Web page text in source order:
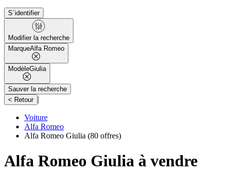
S´identifier
Modifier la recherche
MarqueAlfa Romeo
ModèleGiulia
Sauver la recherche
< Retour |
Voiture
Alfa Romeo
Alfa Romeo Giulia (80 offres)
Alfa Romeo Giulia à vendre